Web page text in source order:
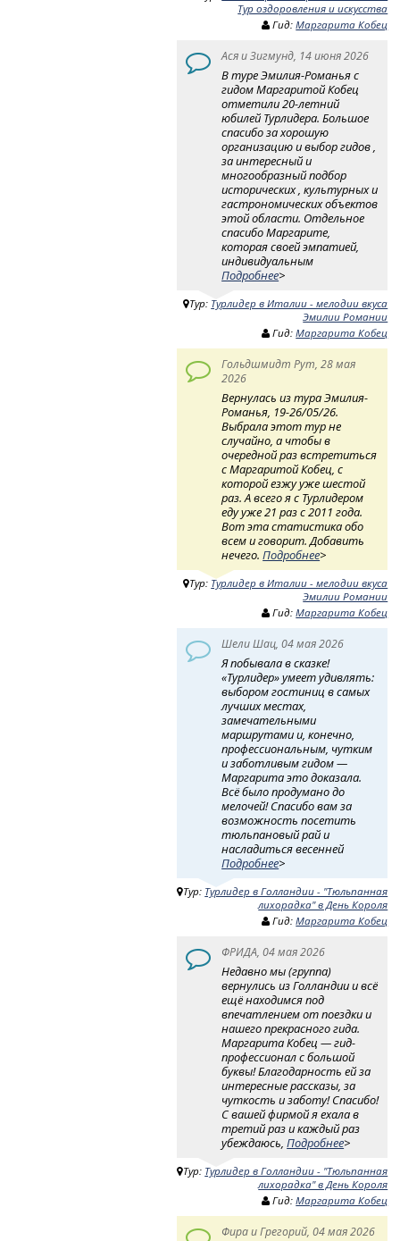
Тур оздоровления и искусства
Гид:Маргарита Кобец
Ася и Зигмунд, 14 июня 2026
В туре Эмилия-Романья с
гидом Маргаритой Кобец
отметили 20-летний
юбилей Турлидера. Большое
спасибо за хорошую
организацию и выбор гидов ,
за интересный и
многообразный подбор
исторических , культурных и
гастрономических объектов
этой области. Отдельное
спасибо Маргарите,
которая своей эмпатией,
индивидуальным
Подробнее>
Тур: Турлидер в Италии - мелодии вкуса
Эмилии Романии
Гид:Маргарита Кобец
Гольдшмидт Рут, 28 мая
2026
Вернулась из тура Эмилия-
Романья, 19-26/05/26.
Выбрала этот тур не
случайно, а чтобы в
очередной раз встретиться
с Маргаритой Кобец, с
которой езжу уже шестой
раз. А всего я с Турлидером
еду уже 21 раз с 2011 года.
Вот эта статистика обо
всем и говорит. Добавить
нечего.Подробнее>
Тур: Турлидер в Италии - мелодии вкуса
Эмилии Романии
Гид:Маргарита Кобец
Шели Шац, 04 мая 2026
Я побывала в сказке!
«Турлидер» умеет удивлять:
выбором гостиниц в самых
лучших местах,
замечательными
маршрутами и, конечно,
профессиональным, чутким
и заботливым гидом —
Маргарита это доказала.
Всё было продумано до
мелочей! Спасибо вам за
возможность посетить
тюльпановый рай и
насладиться весенней
Подробнее>
Тур: Турлидер в Голландии - "Тюльпанная
лихорадка" в День Короля
Гид:Маргарита Кобец
ФРИДА, 04 мая 2026
Недавно мы (группа)
вернулись из Голландии и всё
ещё находимся под
впечатлением от поездки и
нашего прекрасного гида.
Маргарита Кобец — гид-
профессионал с большой
буквы! Благодарность ей за
интересные рассказы, за
чуткость и заботу! Спасибо!
С вашей фирмой я ехала в
третий раз и каждый раз
убеждаюсь,Подробнее>
Тур: Турлидер в Голландии - "Тюльпанная
лихорадка" в День Короля
Гид:Маргарита Кобец
Фира и Грегорий, 04 мая 2026